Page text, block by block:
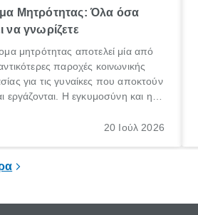
Μητρότητας: Όλα όσα
να γνωρίζετε
μητρότητας αποτελεί μία από
παροχές κοινωνικής
για τις γυναίκες που αποκτούν
εργάζονται. Η εγκυμοσύνη και η
περίοδος στη ζωή κάθε20 Ιούλ 2026